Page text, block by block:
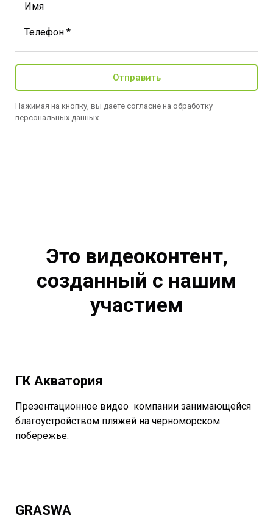
Имя
Телефон *
Отправить
Нажимая на кнопку, вы даете согласие на обработку
персональных данных
Это видеоконтент,
созданный с нашим
участием
ГК Акватория
Презентационное видео компании занимающейся
благоустройством пляжей на черноморском
побережье.
GRASWA